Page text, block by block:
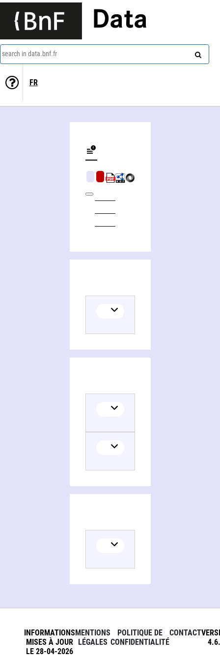
Data
search in data.bnf.fr
FR
INFORMATIONS
MISES À JOUR
LE 28-04-2026
MENTIONS
LÉGALES
POLITIQUE DE
CONFIDENTIALITÉ
CONTACT